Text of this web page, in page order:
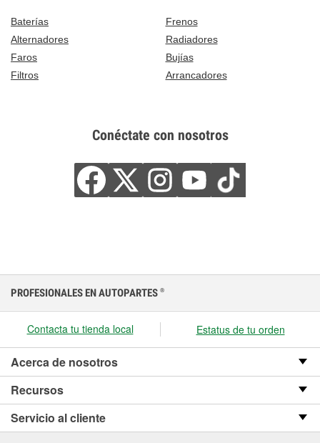
Baterías
Frenos
Alternadores
Radiadores
Faros
Bujías
Filtros
Arrancadores
Conéctate con nosotros
PROFESIONALES EN AUTOPARTES ®
Contacta tu tienda local Estatus de tu orden
Acerca de nosotros
Recursos
Servicio al cliente